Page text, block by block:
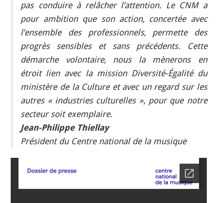
pas conduire à relâcher l’attention. Le CNM a
pour ambition que son action, concertée avec
l’ensemble des professionnels, permette des
progrès sensibles et sans précédents. Cette
démarche volontaire, nous la mènerons en
étroit lien avec la mission Diversité-Égalité du
ministère de la Culture et avec un regard sur les
autres « industries culturelles », pour que notre
secteur soit exemplaire.
Jean-Philippe Thiellay
Président du Centre national de la musique